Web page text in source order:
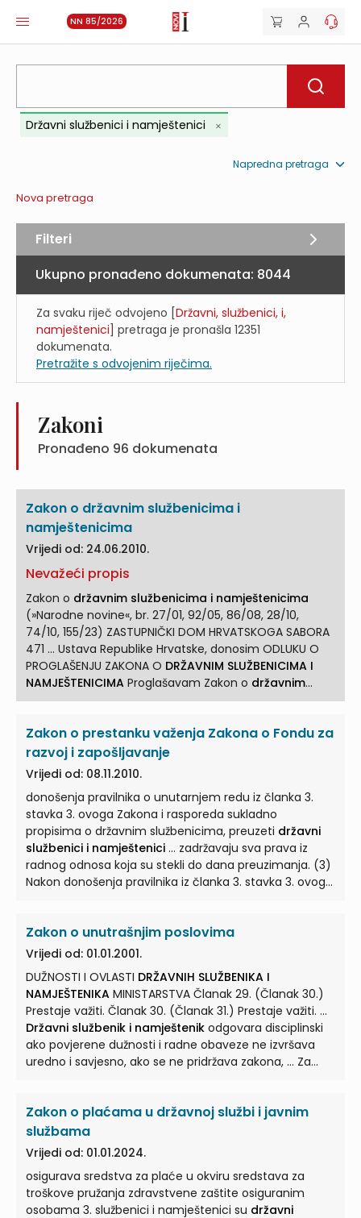
NN 85/2026
Državni službenici i namještenici
Napredna pretraga
Nova pretraga
Ukupno pronađeno dokumenata: 8044
Za svaku riječ odvojeno [Državni, službenici, i,
namještenici ] pretraga je pronašla 12351
dokumenata.
Pretražite s odvojenim riječima.
Zakoni
Pronađeno 96 dokumenata
Zakon o državnim službenicima i
namještenicima
Vrijedi od: 24.06.2010.
Nevažeći propis
Zakon o državnim službenicima i namještenicima
(»Narodne novine«, br. 27/01, 92/05, 86/08, 28/10,
74/10, 155/23) ZASTUPNIČKI DOM HRVATSKOGA SABORA
471 ... Ustava Republike Hrvatske, donosim ODLUKU O
PROGLAŠENJU ZAKONA O DRŽAVNIM SLUŽBENICIMA I
NAMJEŠTENICIMA Proglašavam Zakon o državnim
službenicima i namještenicima
... ZAKON ODRŽAVNIM
Članak 1. (1) Ovim se Zakonom uređuju prava, obveze,
odgovornosti i način utvrđivanja plaća
službenika i namještenika
vodi osobne očevidnike službenika i namještenika koji
su zaposleni u njemu. (4) O davanju podataka iz
središnjeg popisadržavnih službenika i namještenika
...
Zakon o prestanku važenja Zakona o Fondu za
razvoj i zapošljavanje
Vrijedi od: 08.11.2010.
donošenja pravilnika o unutarnjem redu iz članka 3.
stavka 3. ovoga Zakona i rasporeda sukladno
propisima o državnim službenicima, preuzeti državni
službenici i namještenici ... zadržavaju sva prava iz
radnog odnosa koja su stekli do dana preuzimanja. (3)
Nakon donošenja pravilnika iz članka 3. stavka 3. ovoga
državnim službenicima i namještenicima
državni službenici ...
Zakon o unutrašnjim poslovima
Vrijedi od: 01.01.2001.
DUŽNOSTI I OVLASTI DRŽAVNIH SLUŽBENIKA I
NAMJEŠTENIKA MINISTARSTVA Članak 29. (Članak 30.)
Prestaje važiti. Članak 30. (Članak 31.) Prestaje važiti. ...
Državni službenik i namještenik odgovara disciplinski
ako povjerene dužnosti i radne obaveze ne izvršava
uredno i savjesno, ako se ne pridržava zakona, ... Za
službenik i namještenikkoga on za to ... ovlaštenih
tijela ili organizacija odnosno nedostavljanje traženih
podataka ili isprava, 7. neovlaštena posluga
sredstvima povjerenim
namještenicima... radne discipline, 16. iznošenje
neistinitih činjenica kojima se narušava ugled službe i
17. obavljanje poslova nespojivih s dužnostima
Zakon o plaćama u državnoj službi i javnim
službama
Vrijedi od: 01.01.2024.
osigurava sredstva za plaće u okviru sredstava za
troškove pružanja zdravstvene zaštite osiguranim
osobama 3. službenici i namještenici su državni
Filteri